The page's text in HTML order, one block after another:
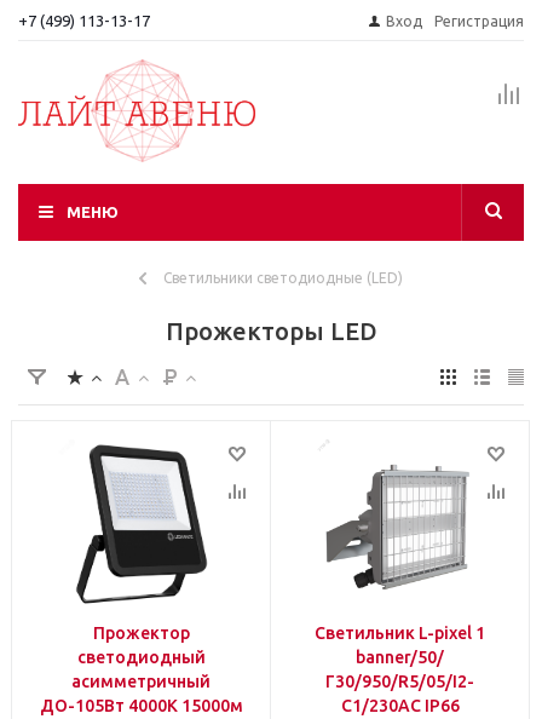
+7 (499) 113-13-17 Вход Регистрация
МЕНЮ
Светильники светодиодные (LED)
Прожекторы LED
Прожектор
светодиодный
асимметричный
ДО-105Вт 4000К 15000м
Светильник L-pixel 1
banner/50/
Г30/950/R5/05/I2-
C1/230AC IP66